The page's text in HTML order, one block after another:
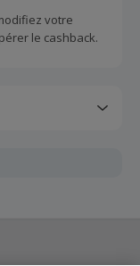
votre
le cashback.
tard dans les